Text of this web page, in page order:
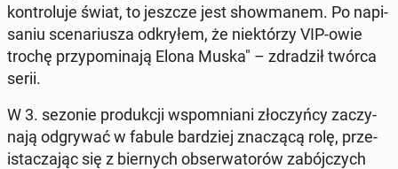
kon­tro­lu­je świat, to jeszcze jest show­ma­nem. Po na­pi­
sa­niu sce­na­riu­sza od­kry­łem, że nie­któ­rzy VIP-owie
trochę przy­po­mi­na­ją Elona Muska" – zdra­dził twórca
serii.
W 3. sezonie pro­duk­cji wspo­mnia­ni zło­czyń­cy za­czy­
na­ją od­gry­wać w fabule bar­dziej zna­czą­cą rolę, prze­
ista­cza­jąc się z bier­nych ob­ser­wa­to­rów za­bój­czych